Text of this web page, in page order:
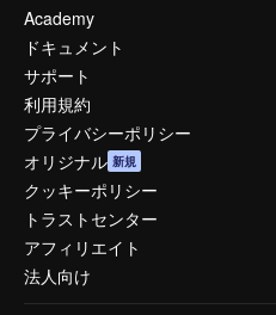
Academy
ドキュメント
サポート
利用規約
プライバシーポリシー
オリジナル 新規
クッキーポリシー
トラストセンター
アフィリエイト
法人向け